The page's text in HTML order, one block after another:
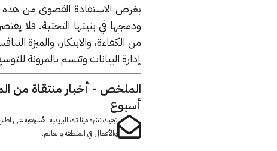
بغرض الاستفادة القصوى من هذه
ودمجها في بنيتها التحتية. فلا
من الكفاءة، والابتكار، والميزة
إدارة البيانات وتتسم بالمرونة
الملخص - أخبار منتقاة من
أسبوع
تبقيك نشرة مينا تك البريدية الأسبوعية على
والأعمال في المنطقة والعالم.